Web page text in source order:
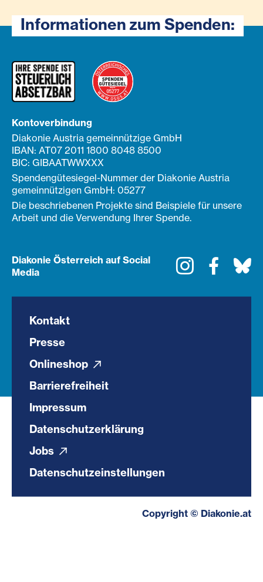
Informationen zum Spenden:
Kontoverbindung
Diakonie Austria gemeinnützige GmbH
IBAN: AT07 2011 1800 8048 8500
BIC: GIBAATWWXXX
Spendengütesiegel-Nummer der Diakonie Austria
gemeinnützigen GmbH: 05277
Die beschriebenen Projekte sind Beispiele für unsere
Arbeit und die Verwendung Ihrer Spende.
Diakonie Österreich auf Social
Media
Instagram
Kontakt
Presse
Onlineshop
Barrierefreiheit
Impressum
Datenschutzerklärung
Jobs
Datenschutzeinstellungen
Copyright © Diakonie.at